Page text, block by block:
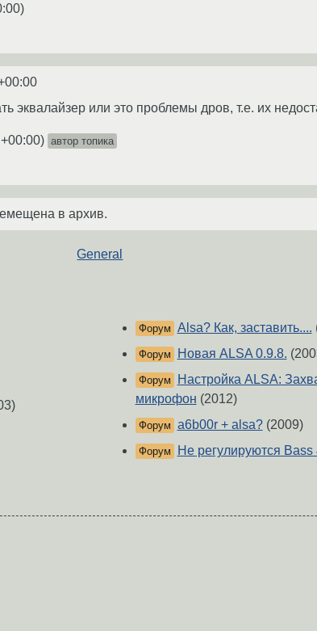
)
эквалайзер или это проблемы дров, т.е. их
) автор топика
в архив.
General
Форум Alsa? Как, заставить....
Форум Новая ALSA 0.9.8.
Форум
Настройка ALSA:
микрофон (2012)
Форум a6b00r + alsa?(2009)
Форум Не регулируются